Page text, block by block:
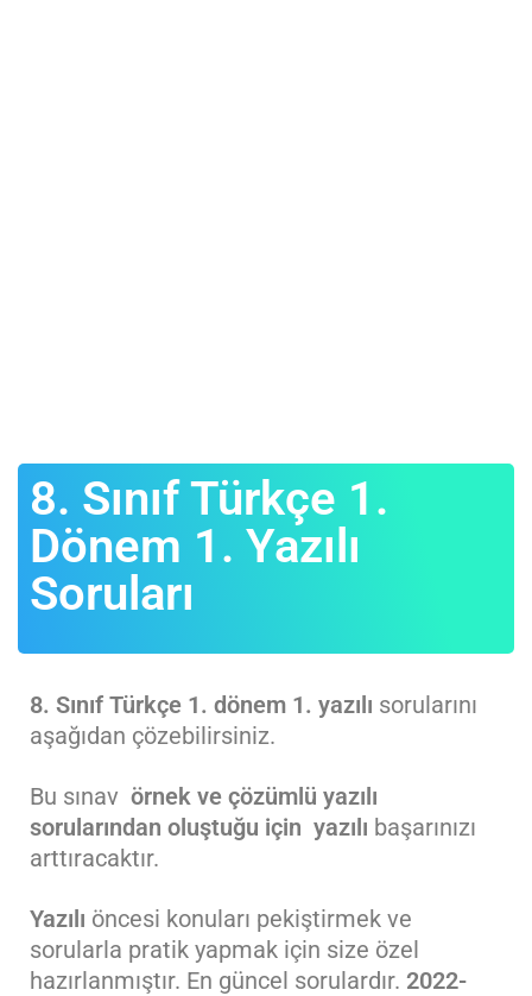
8. Sınıf Türkçe 1.
Dönem 1. Yazılı
Soruları
8. Sınıf Türkçe 1. dönem 1. yazılı sorularını
aşağıdan çözebilirsiniz.
Bu sınav örnek ve çözümlü yazılı
sorularından oluştuğu için yazılı başarınızı
arttıracaktır.
Yazılı öncesi konuları pekiştirmek ve
sorularla pratik yapmak için size özel
hazırlanmıştır. En güncel sorulardır. 2022-